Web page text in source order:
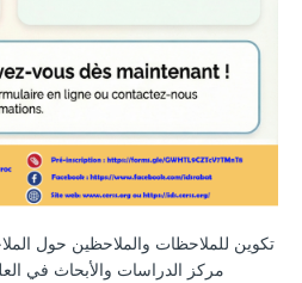
تكوين للملاحظات والملاحظين حول
مركز الدراسات والأبحاث في